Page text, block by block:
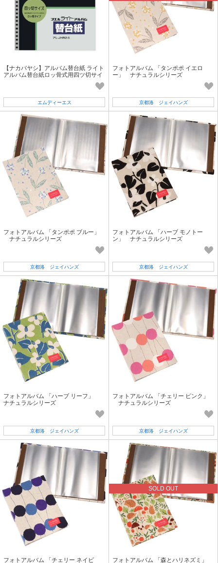
【ナカバヤシ】アルバム替台紙 ライト
アルバム替台紙ロッ骨式用四ツ切サイ
エムディーエス
フォトアルバム 「タンポポ イエロ
ー」 ナチュラルシリーズ
京都洛 ジェイハンズ
フォトアルバム 「タンポポ ブルー」
ナチュラルシリーズ
京都洛 ジェイハンズ
フォトアルバム 「ハーブ モノトー
ン」 ナチュラルシリーズ
京都洛 ジェイハンズ
フォトアルバム 「ハーブ リーフ」
ナチュラルシリーズ
京都洛 ジェイハンズ
フォトアルバム 「チェリー ピンク」
ナチュラルシリーズ
京都洛 ジェイハンズ
フォトアルバム 「チェリー ネイビ
SOLD OUT
フォトアルバム 「森とハリネズミ」